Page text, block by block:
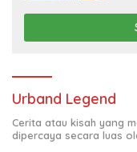
Urband Legend
Cerita atau kisah yang
dipercaya secara luas